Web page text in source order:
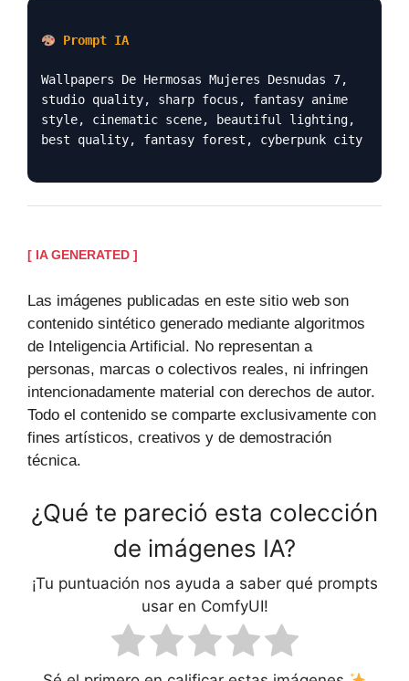
Prompt IA
Wallpapers De Hermosas Mujeres Desnudas 7,
studio quality, sharp focus, fantasy anime
style, cinematic scene, beautiful lighting,
best quality, fantasy forest, cyberpunk city
[ IA GENERATED ]
Las imágenes publicadas en este sitio web son
contenido sintético generado mediante algoritmos
de Inteligencia Artificial. No representan a
personas, marcas o colectivos reales, ni infringen
intencionadamente material con derechos de autor.
Todo el contenido se comparte exclusivamente con
fines artísticos, creativos y de demostración
técnica.
¿Qué te pareció esta colección
de imágenes IA?
¡Tu puntuación nos ayuda a saber qué prompts
usar en ComfyUI!